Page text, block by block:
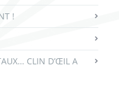
!
CLIN D’ŒIL A